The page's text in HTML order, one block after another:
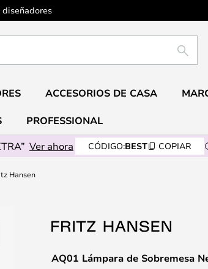
diseñadores
ACCESORIOS DE CASA
PROFESSIONAL
Ver ahora CÓDIGO:BEST COPIAR
Hansen
AQ01 Lámpara de Sobremesa